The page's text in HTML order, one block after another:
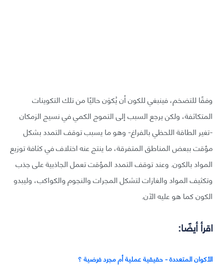
وفقًا للتضخم، فينبغي للكون أن يُكوَن حاليًا من تلك التكوينات
المتكاثفة، ولكن يرجع السبب إلى التموج الكمي في نسيج الزمكان
-تغير الطاقة اللحظي بالفراغ- وهو ما يسبب توقف التمدد بشكل
مؤقت ببعض المناطق المتفرقة، ما ينتج عنه اختلاف في كثافة توزيع
المواد بالكون. وعند توقف التمدد المؤقت تعمل الجاذبية على جذب
وتكثيف المواد والغازات لتشكل المجرات والنجوم والكواكب، وليبدو
الكون كما هو عليه الآن.
اقرأ أيضًا:
الأكوان المتعددة - حقيقية عملية أم مجرد فرضية ؟